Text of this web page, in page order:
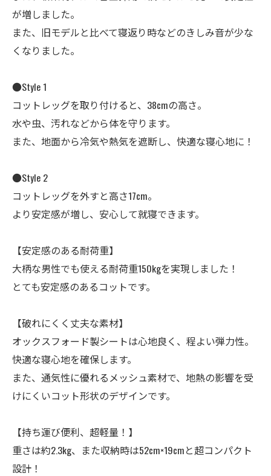
が増しました。
また、旧モデルと比べて寝返り時などのきしみ音が少な
くなりました。
●Style 1
コットレッグを取り付けると、38cmの高さ。
水や虫、汚れなどから体を守ります。
また、地面から冷気や熱気を遮断し、快適な寝心地に！
●Style 2
コットレッグを外すと高さ17cm。
より安定感が増し、安心して就寝できます。
【安定感のある耐荷重】
大柄な男性でも使える耐荷重150kgを実現しました！
とても安定感のあるコットです。
【破れにくく丈夫な素材】
オックスフォード製シートは心地良く、程よい弾力性。
快適な寝心地を確保します。
また、通気性に優れるメッシュ素材で、地熱の影響を受
けにくいコット形状のデザインです。
【持ち運び便利、超軽量！】
重さは約2.3kg、また収納時は52cm×19cmと超コンパクト
設計！